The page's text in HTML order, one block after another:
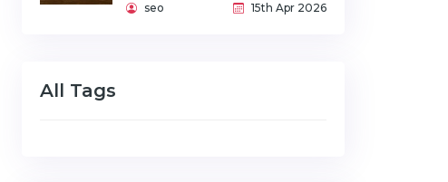
seo 15th Apr 2026
All Tags